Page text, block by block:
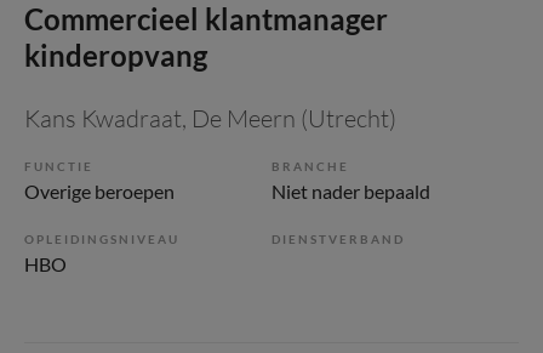
Commercieel klantmanager
kinderopvang
Kans Kwadraat, De Meern (Utrecht)
FUNCTIE
Overige beroepen
BRANCHE
Niet nader bepaald
OPLEIDINGSNIVEAU
HBO
DIENSTVERBAND